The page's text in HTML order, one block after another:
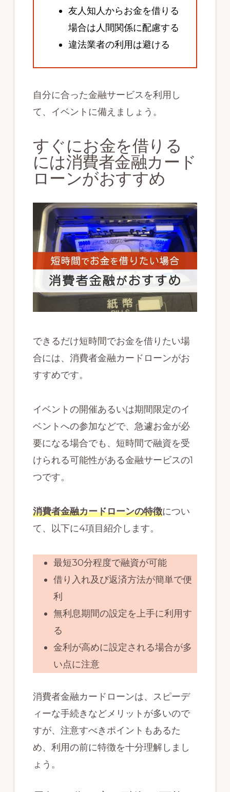
友人知人からお金を借りる
場合は人間関係に配慮する
違法業者の利用は避ける
自分に合った金融サービスを利用し
て、イベントに備えましょう。
すぐにお金を借りる
には消費者金融カード
ローンがおすすめ
できるだけ短時間でお金を借りたい場
合には、消費者金融カードローンがお
すすめです。
イベントの開催あるいは期間限定のイ
ベントへの参加などで、急遽お金が必
要になる場合でも、短時間で融資を受
けられる可能性がある金融サービスの1
つです。
消費者金融カードローンの特徴につい
て、以下に4項目紹介します。
最短30分程度で融資が可能
借り入れ及び返済方法が簡単で便
利
無利息期間の設定を上手に利用す
る
金利が高めに設定される場合が多
い点に注意
消費者金融カードローンは、スピーデ
ィーな手続きなどメリットが多いので
すが、注意すべきポイントもあるた
め、利用の前に特徴を十分理解しまし
ょう。